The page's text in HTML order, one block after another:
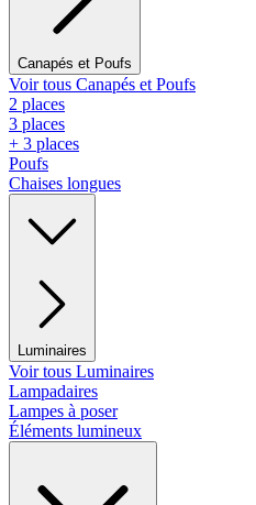
Canapés et Poufs
Voir tous Canapés et Poufs
2 places
3 places
+ 3 places
Poufs
Chaises longues
Luminaires
Voir tous Luminaires
Lampadaires
Lampes à poser
Éléments lumineux